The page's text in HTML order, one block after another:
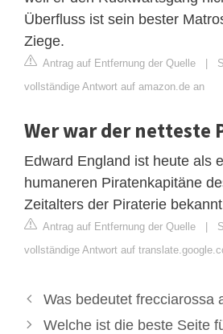
Überfluss ist sein bester
Ziege.
Antrag auf Entfernung der Quelle |
vollständige Antwort auf amazon.de an
Wer war der netteste
Edward England ist heute als
humaneren Piratenkapitäne
Zeitalters der Piraterie
Antrag auf Entfernung der Quelle |
vollständige Antwort auf
Was bedeutet frecciarossa
Welche ist die beste Seite